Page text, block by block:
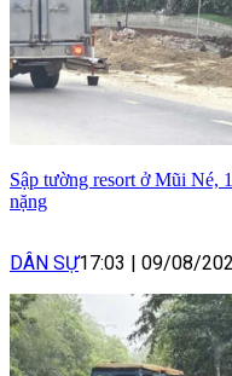
Sập tường resort ở Mũi Né,
nặng
DÂN SỰ17:03 09/08/